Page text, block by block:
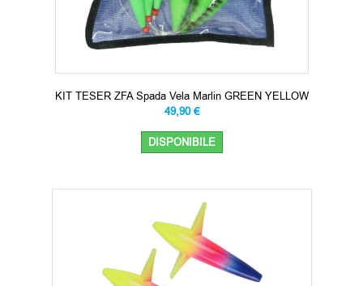
KIT TESER ZFA Spada Vela Marlin GREEN YELLOW
49,90 €
DISPONIBILE